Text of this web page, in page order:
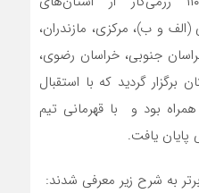
(الف و ب)، مرکزی، مازندران،
جنوبی، خراسان رضوی،
برگزار گردید که با استقبال
بود و با قهرمانی تیم
پایان یافت.
به شرح زیر معرفی شدند: